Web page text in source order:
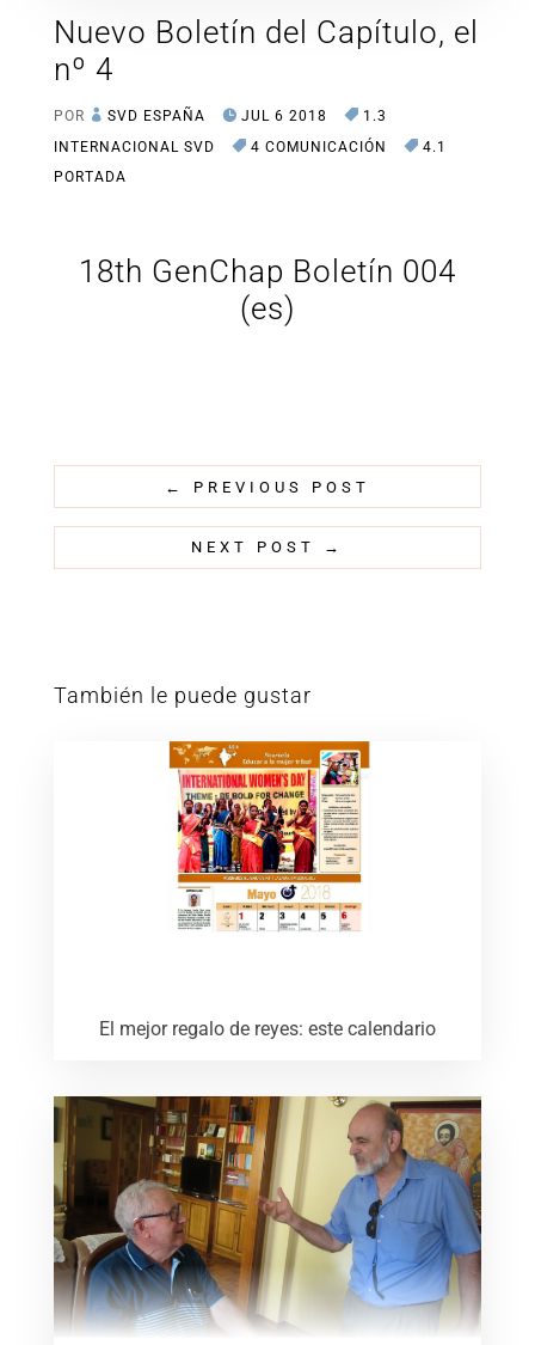
Nuevo Boletín del Capítulo, el
nº 4
POR SVD ESPAÑA JUL 6 2018
1.3
INTERNACIONAL SVD
4 COMUNICACIÓN
4.1
PORTADA
18th GenChap Boletín 004
(es)
← PREVIOUS POST
NEXT POST →
También le puede gustar
El mejor regalo de reyes: este calendario